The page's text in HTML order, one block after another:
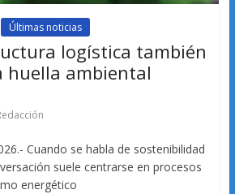
Últimas noticias
logística también
huella ambiental
Cuando se habla de sostenibilidad
suele centrarse en procesos
energético